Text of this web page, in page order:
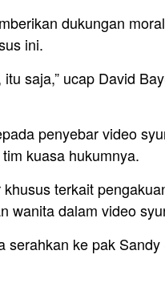
dukungan
ini.
saja,” ucap David
penyebar video
kuasa hukumnya.
terkait
wanita dalam video
serahkan ke pak